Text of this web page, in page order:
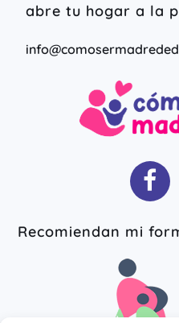
abre tu hogar a la
Recomiendan mi